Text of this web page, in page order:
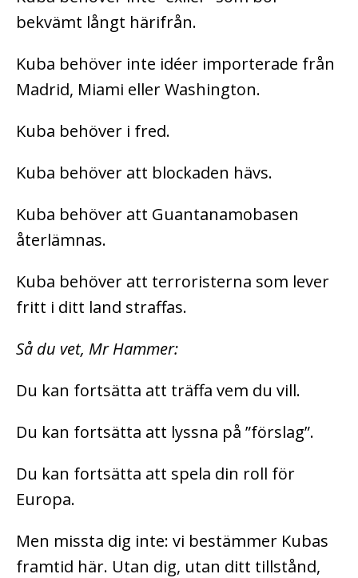
bekvämt långt härifrån.
Kuba behöver inte idéer importerade från
Madrid, Miami eller Washington.
Kuba behöver i fred.
Kuba behöver att blockaden hävs.
Kuba behöver att Guantanamobasen
återlämnas.
Kuba behöver att terroristerna som lever
fritt i ditt land straffas.
Så du vet, Mr Hammer:
Du kan fortsätta att träffa vem du vill.
Du kan fortsätta att lyssna på ”förslag”.
Du kan fortsätta att spela din roll för
Europa.
Men missta dig inte: vi bestämmer Kubas
framtid här. Utan dig, utan ditt tillstånd,